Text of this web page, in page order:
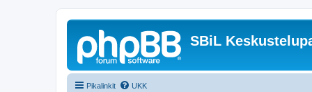
SBiL
Pikalinkit UKK